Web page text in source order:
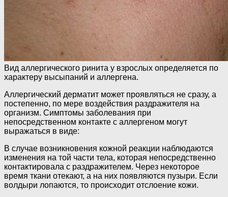
Вид аллергического ринита у взрослых определяется по
характеру высыпаний и аллергена.
Аллергический дерматит может проявляться не сразу, а
постепенно, по мере воздействия раздражителя на
организм. Симптомы заболевания при
непосредственном контакте с аллергеном могут
выражаться в виде:
В случае возникновения кожной реакции наблюдаются
изменения на той части тела, которая непосредственно
контактировала с раздражителем. Через некоторое
время ткани отекают, а на них появляются пузыри. Если
волдыри лопаются, то происходит отслоение кожи.